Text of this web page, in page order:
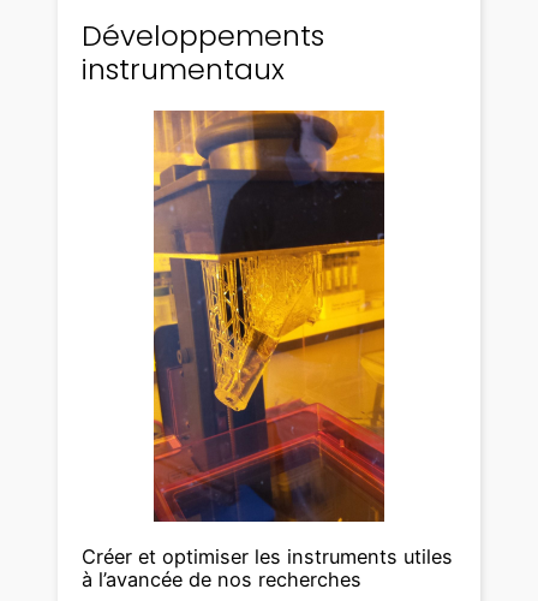
Développements
instrumentaux
Créer et optimiser les instruments utiles
à l’avancée de nos recherches